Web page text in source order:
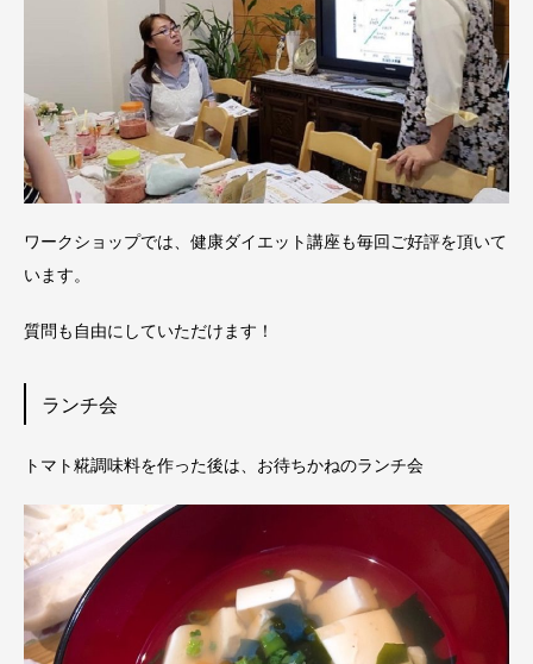
ワークショップでは、健康ダイエット講座も毎回ご好評を頂いて
います。
質問も自由にしていただけます！
ランチ会
トマト糀調味料を作った後は、お待ちかねのランチ会